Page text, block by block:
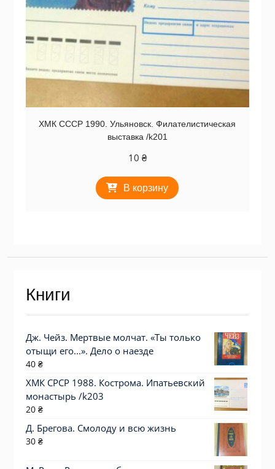
ХМК СССР 1990. Ульяновск. Филателистическая
выставка /k201
10 ₴
В корзину
Книги
Дж. Чейз. Мертвые молчат. «Ты только
отыщи его...». Дело о наезде
40 ₴
ХМК СРСР 1988. Кострома. Ипатьевский
монастырь /k203
20 ₴
Д. Брегова. Смолоду и всю жизнь
30 ₴